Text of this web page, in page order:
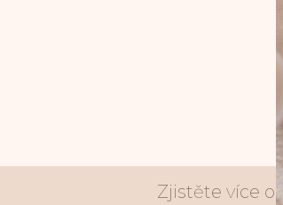
Zjistěte více o